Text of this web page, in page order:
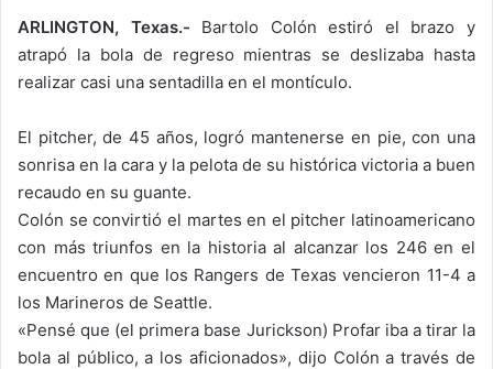
ARLINGTON, Texas.- Bartolo Colón estiró el brazo y
atrapó la bola de regreso mientras se deslizaba hasta
realizar casi una sentadilla en el montículo.
El pitcher, de 45 años, logró mantenerse en pie, con una
sonrisa en la cara y la pelota de su histórica victoria a buen
recaudo en su guante.
Colón se convirtió el martes en el pitcher latinoamericano
con más triunfos en la historia al alcanzar los 246 en el
encuentro en que los Rangers de Texas vencieron 11-4 a
los Marineros de Seattle.
«Pensé que (el primera base Jurickson) Profar iba a tirar la
bola al público, a los aficionados», dijo Colón a través de